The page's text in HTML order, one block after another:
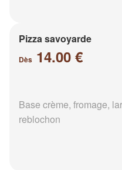
Pizza savoyarde
Dès 14.00 €
Base crème, fromage,
reblochon